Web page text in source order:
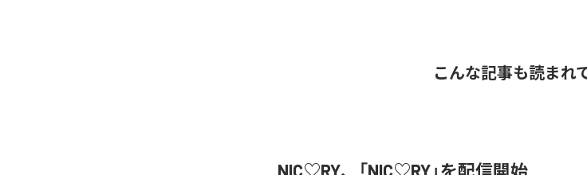
こんな記事も読まれ
NIC♡RY、「NIC♡RY」を配信開始